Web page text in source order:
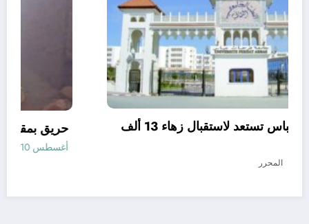
جامعة فرحات عباس تستعد لاستقبال زهاء 13 ألف
أغسطس 10, 2026